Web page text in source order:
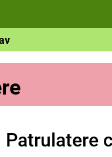
Patrulatere